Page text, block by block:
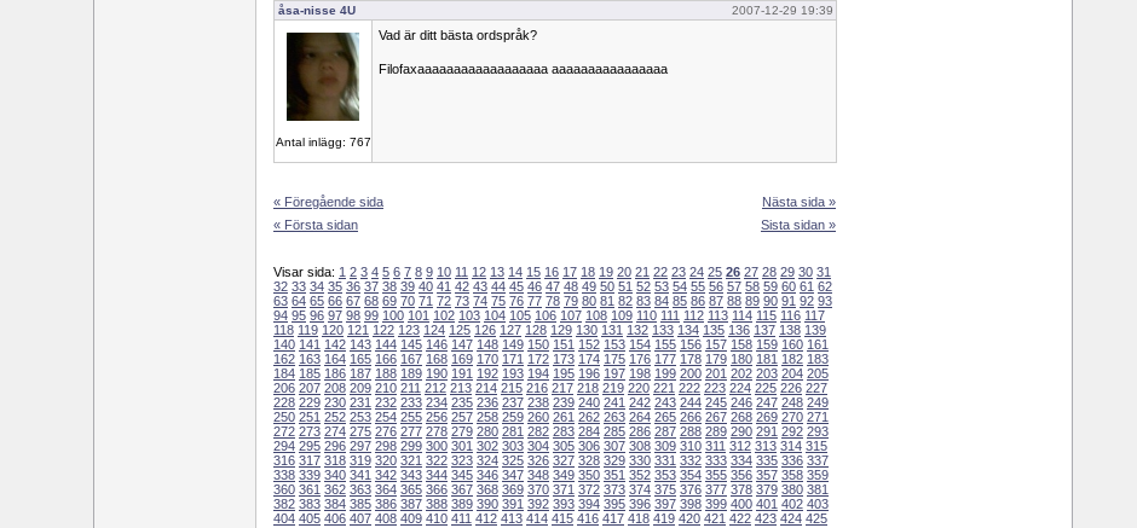
åsa-nisse 4U 2007-12-29 19:39
Antal inlägg: 767
Vad är ditt bästa ordspråk?
Filofaxaaaaaaaaaaaaaaaaaa aaaaaaaaaaaaaaaa
« Föregående sida
« Första sidan
Nästa sida »
Sista sidan »
Visar sida: 1 2 3 4 5 6 7 8 9 10 11 12 13 14 15 16 17 18 19 20 21 22 23 24 25 26 27 28 29 30 31
32 33 34 35 36 37 38 39 40 41 42 43 44 45 46 47 48 49 50 51 52 53 54 55 56 57 58 59 60 61 62
63 64 65 66 67 68 69 70 71 72 73 74 75 76 77 78 79 80 81 82 83 84 85 86 87 88 89 90 91 92 93
94 95 96 97 98 99 100 101 102 103 104 105 106 107 108 109 110 111 112 113 114 115 116 117
118 119 120 121 122 123 124 125 126 127 128 129 130 131 132 133 134 135 136 137 138 139
140 141 142 143 144 145 146 147 148 149 150 151 152 153 154 155 156 157 158 159 160 161
162 163 164 165 166 167 168 169 170 171 172 173 174 175 176 177 178 179 180 181 182 183
184 185 186 187 188 189 190 191 192 193 194 195 196 197 198 199 200 201 202 203 204 205
206 207 208 209 210 211 212 213 214 215 216 217 218 219 220 221 222 223 224 225 226 227
228 229 230 231 232 233 234 235 236 237 238 239 240 241 242 243 244 245 246 247 248 249
250 251 252 253 254 255 256 257 258 259 260 261 262 263 264 265 266 267 268 269 270 271
272 273 274 275 276 277 278 279 280 281 282 283 284 285 286 287 288 289 290 291 292 293
294 295 296 297 298 299 300 301 302 303 304 305 306 307 308 309 310 311 312 313 314 315
316 317 318 319 320 321 322 323 324 325 326 327 328 329 330 331 332 333 334 335 336 337
338 339 340 341 342 343 344 345 346 347 348 349 350 351 352 353 354 355 356 357 358 359
360 361 362 363 364 365 366 367 368 369 370 371 372 373 374 375 376 377 378 379 380 381
382 383 384 385 386 387 388 389 390 391 392 393 394 395 396 397 398 399 400 401 402 403
404 405 406 407 408 409 410 411 412 413 414 415 416 417 418 419 420 421 422 423 424 425